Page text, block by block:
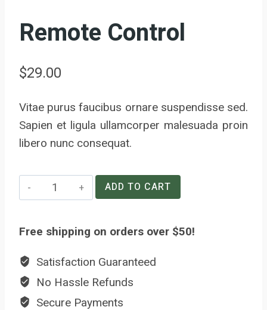
Remote Control
$29.00
Vitae purus faucibus ornare suspendisse sed.
Sapien et ligula ullamcorper malesuada proin
libero nunc consequat.
Remote
Control
ADD TO CART
Free shipping on orders over $50!
Satisfaction Guaranteed
No Hassle Refunds
Secure Payments